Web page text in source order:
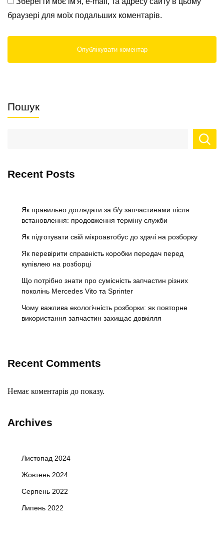
браузері для моїх подальших коментарів.
Пошук
Recent Posts
Як правильно доглядати за б/у запчастинами після
встановлення: продовження терміну служби
Як підготувати свій мікроавтобус до здачі на розборку
Як перевірити справність коробки передач перед
купівлею на розборці
Що потрібно знати про сумісність запчастин різних
поколінь Mercedes Vito та Sprinter
Чому важлива екологічність розборки: як повторне
використання запчастин захищає довкілля
Recent Comments
Немає коментарів до показу.
Archives
Листопад 2024
Жовтень 2024
Серпень 2022
Липень 2022